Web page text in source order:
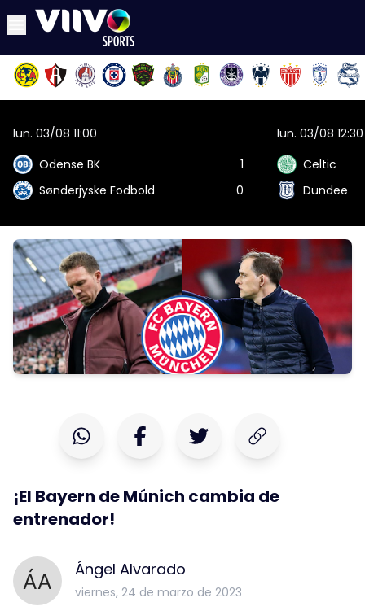
lun. 03/08 11:00
Odense BK
1
Sønderjyske Fodbold
0
lun. 03/08 12:30
Celtic
Dundee
¡El Bayern de Múnich cambia de
entrenador!
Ángel Alvarado
viernes, 24 de marzo de 2023